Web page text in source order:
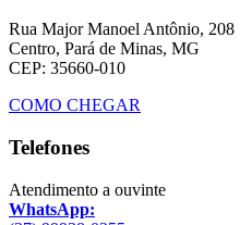
Rua Major Manoel Antônio, 208
Centro, Pará de Minas, MG
CEP: 35660-010
COMO CHEGAR
Telefones
Atendimento a ouvinte
WhatsApp: